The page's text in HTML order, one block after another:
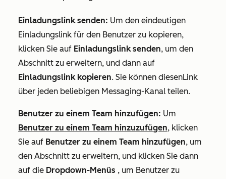
Einladungslink senden: Um den eindeutigen
Einladungslink für den Benutzer zu kopieren,
klicken Sie auf Einladungslink senden, um den
Abschnitt zu erweitern, und dann auf
Einladungslink kopieren. Sie können diesenLink
über jeden beliebigen Messaging-Kanal teilen.
Benutzer zu einem Team hinzufügen: Um
Benutzer zu einem Team hinzuzufügen, klicken
Sie auf Benutzer zu einem Team hinzufügen, um
den Abschnitt zu erweitern, und klicken Sie dann
auf die Dropdown-Menüs , um Benutzer zu